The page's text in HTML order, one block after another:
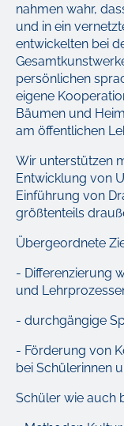
nahmen wahr,
und in ein
entwickelten bei
persönlichen
eigene
Bäumen und
am öffentlichen
Wir unterstützen
Entwicklung von
Einführung von
größtenteils
Übergeordnete
- Differenzierung
und
- durchgängige
- Förderung von
bei Schülerinnen
Schüler wie auch